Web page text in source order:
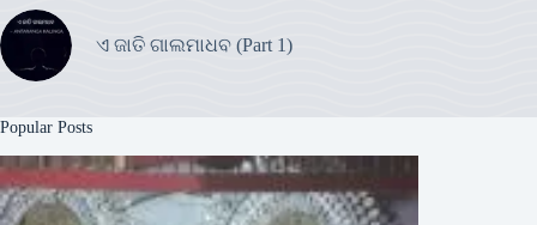
ଏ ଜାତି ଗାଲମାଧବ (Part 1)
Popular Posts